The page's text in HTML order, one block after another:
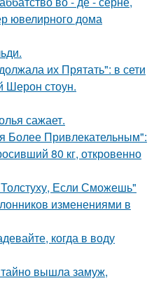
ювелирного дома
их Прятать": в сети
Шерон стоун.
сажает.
Более Привлекательным":
80 кг, откровенно
Если Сможешь"
изменениями в
когда в воду
вышла замуж,